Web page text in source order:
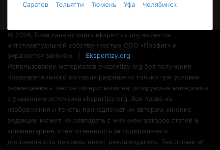
Саратов
Тольятти Тюмень Уфа Челябинск
© 2026, База данных сайта ekspertizy.org является
интеллектуальной собственностью ООО «Профит» и
охраняется законом. |
Ekspertizy.org
Использование материалов ekspertizy.org без получения
предварительного согласия разрешено только при условии
размещения в тексте гиперссылки на цитируемые материалы
с указанием источника ekspertizy.org. Все права на
изображения и тексты принадлежат их авторам, мнение
редакции может не совпадать с мнением авторов статей и
комментариев, ответственность за содержание и
достоверность рекламы несет рекламодатель. Текстовые и/